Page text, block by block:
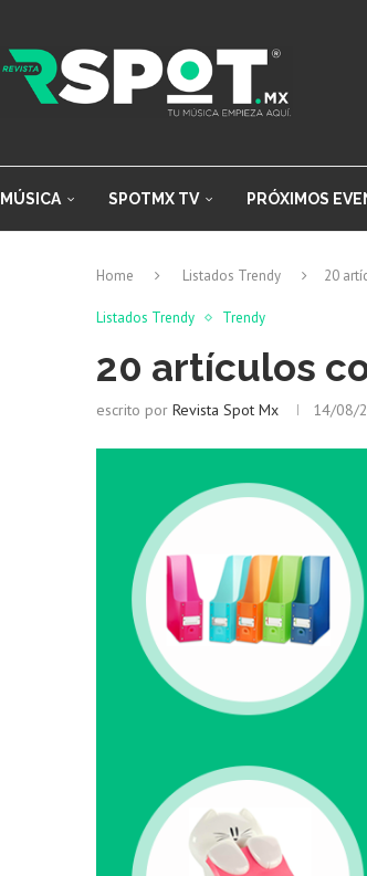
MÚSICA SPOTMX TV PRÓXIMOS
Home Listados Trendy 20
Listados Trendy Trendy
20 artículos
escrito por Revista Spot Mx 14/08/